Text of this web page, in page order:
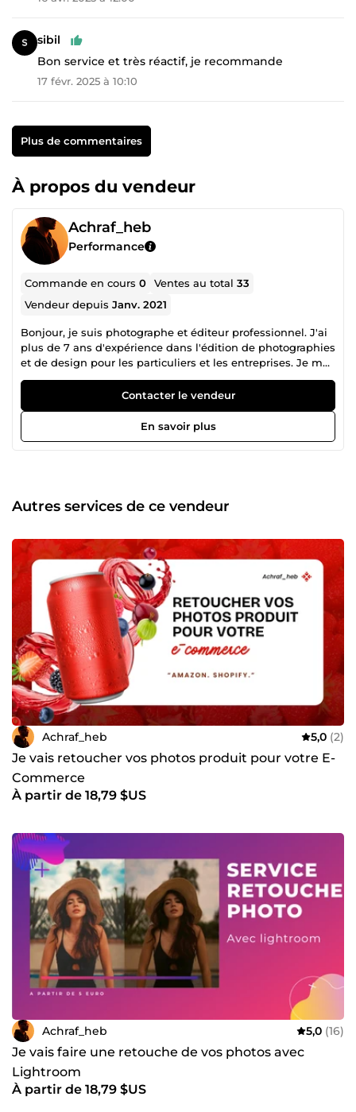
sibil
Bon service et très réactif, je recommande
17 févr. 2025 à 10:10
Plus de commentaires
À propos du vendeur
Achraf_heb
Performance
Commande en cours0 Ventes au total33
Vendeur depuisJanv. 2021
Bonjour, je suis photographe et éditeur professionnel. J'ai
plus de 7 ans d'expérience dans l'édition de photographies
et de design pour les particuliers et les entreprises. Je me
spécialise dans : Édition de photos dans Lightroom et
Capture One. Retouche de base et haut de gamme dans
Photoshop
Contacter le vendeur
En savoir plus
Autres services de ce vendeur
Achraf_heb 5,0 (2)
Je vais retoucher vos photos produit pour votre E-
Commerce
À partir de 18,79 $US
Achraf_heb 5,0 (16)
Je vais faire une retouche de vos photos avec
Lightroom
À partir de 18,79 $US